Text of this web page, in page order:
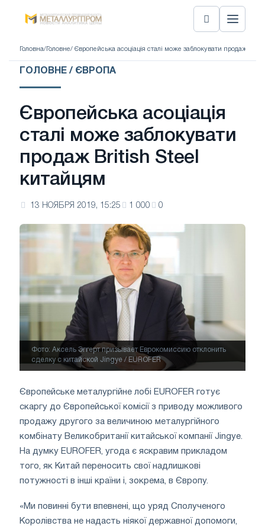
Головна/ Головне/ Європейська асоціація сталі може заблокувати продаж
ГОЛОВНЕ / ЄВРОПА
Європейська асоціація
сталі може заблокувати
продаж British Steel
китайцям
13 НОЯБРЯ 2019, 15:25 1 000 0
Фото: Аксель Эггерт призывает Еврокомиссию отклонить
сделку с китайской Jingye / EUROFER
Європейське металургійне лобі EUROFER готує
скаргу до Європейської комісії з приводу можливого
продажу другого за величиною металургійного
комбінату Великобританії китайської компанії Jingye.
На думку EUROFER , угода є яскравим прикладом
того, як Китай переносить свої надлишкові
потужності в інші країни і, зокрема, в Європу.
«Ми повинні бути впевнені, що уряд Сполученого
Королівства не надасть ніякої державної допомоги,